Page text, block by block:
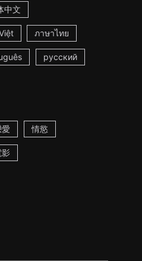
中文
ภาษาไทย
русский
情慾
影